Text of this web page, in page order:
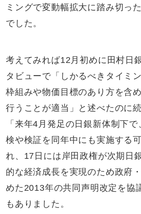
ミングで変動幅拡大に踏み切っ
でした。
考えてみれば12月初めに田村日
タビューで「しかるべきタイミ
枠組みや物価目標のあり方を含
行うことが適当」と述べたのに
「来年4月発足の日銀新体制下
検や検証を同年中にも実施する
れ、17日には岸田政権が次期日
的な経済成長を実現のため政府
めた2013年の共同声明改定を協
もありました。